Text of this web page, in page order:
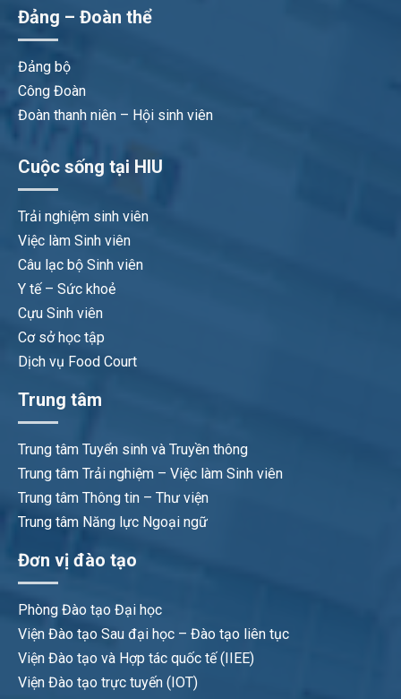
Đảng – Đoàn thể
Đảng bộ
Công Đoàn
Đoàn thanh niên – Hội sinh viên
Cuộc sống tại HIU
Trải nghiệm sinh viên
Việc làm Sinh viên
Câu lạc bộ Sinh viên
Y tế – Sức khoẻ
Cựu Sinh viên
Cơ sở học tập
Dịch vụ Food Court
Trung tâm
Trung tâm Tuyển sinh và Truyền thông
Trung tâm Trải nghiệm – Việc làm Sinh viên
Trung tâm Thông tin – Thư viện
Trung tâm Năng lực Ngoại ngữ
Đơn vị đào tạo
Phòng Đào tạo Đại học
Viện Đào tạo Sau đại học – Đào tạo liên tục
Viện Đào tạo và Hợp tác quốc tế (IIEE)
Viện Đào tạo trực tuyến (IOT)